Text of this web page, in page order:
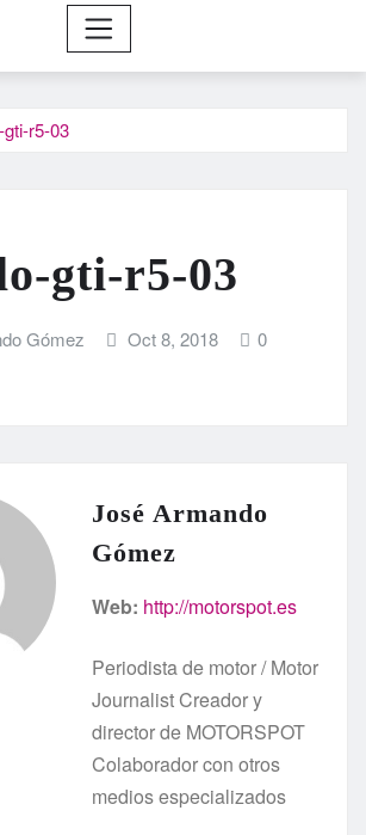
r5-03
gti-r5-03
Gómez Oct 8, 2018 0
José Armando
Gómez
Web: http://motorspot.es
Periodista de motor / Motor
Journalist Creador y
director de MOTORSPOT
Colaborador con otros
medios especializados